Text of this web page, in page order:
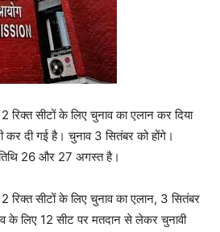
रिक्त सीटों के लिए चुनाव का एलान कर दिया
दी गई है। चुनाव 3 सितंबर को होंगे।
26 और 27 अगस्त है।
रिक्त सीटों के लिए चुनाव का एलान, 3 सितंबर
के लिए 12 सीट पर मतदान से लेकर चुनावी